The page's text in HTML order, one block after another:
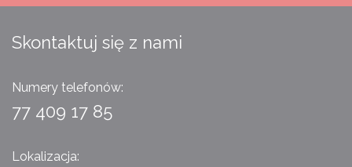
Skontaktuj się z nami
Numery telefonów:
77 409 17 85
Lokalizacja: